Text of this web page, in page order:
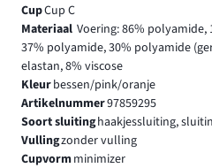
CupCup C
Materiaal Voering: 86% polyamide,
37% polyamide, 30% polyamide
elastan, 8% viscose
Kleurbessen/pink/oranje
Artikelnummer97859295
Soort sluitinghaakjessluiting,
Vullingzonder vulling
Cupvormminimizer